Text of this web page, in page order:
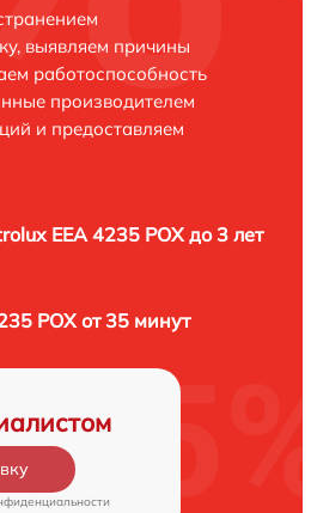
выявляем причины
работоспособность
производителем
и предоставляем
EEA 4235 POX до 3 лет
POX от 35 минут